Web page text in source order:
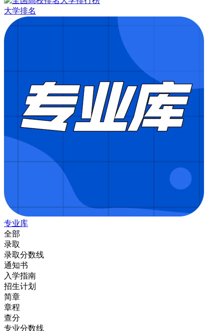
大学排名
专业库
全部
录取
录取分数线
通知书
入学指南
招生计划
简章
章程
查分
专业分数线